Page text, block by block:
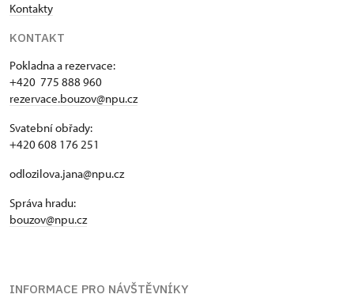
Kontakty
KONTAKT
Pokladna a rezervace:
+420 775 888 960
rezervace.bouzov@npu.cz
Svatební obřady:
+420 608 176 251
odlozilova.jana@npu.cz
Správa hradu:
bouzov@npu.cz
INFORMACE PRO NÁVŠTĚVNÍKY